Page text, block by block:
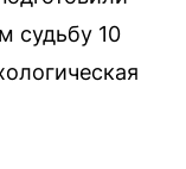
судьбу 10